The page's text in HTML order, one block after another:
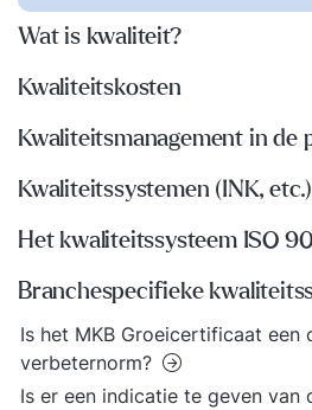
Wat is kwaliteit?
Kwaliteitskosten
Kwaliteitsmanagement in de
Kwaliteitssystemen (INK, etc.)
Het kwaliteitssysteem ISO
Branchespecifieke
Is het MKB Groeicertificaat een
verbeternorm?
Is er een indicatie te geven van